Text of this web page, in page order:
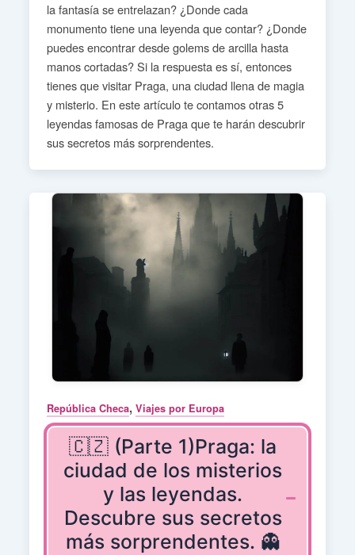
la fantasía se entrelazan? ¿Donde cada
monumento tiene una leyenda que contar? ¿Donde
puedes encontrar desde golems de arcilla hasta
manos cortadas? Si la respuesta es sí, entonces
tienes que visitar Praga, una ciudad llena de magia
y misterio. En este artículo te contamos otras 5
leyendas famosas de Praga que te harán descubrir
sus secretos más sorprendentes.
República Checa, Viajes por Europa
🇨🇿 (Parte 1)Praga: la
ciudad de los misterios
y las leyendas.
Descubre sus secretos
más sorprendentes. 👻